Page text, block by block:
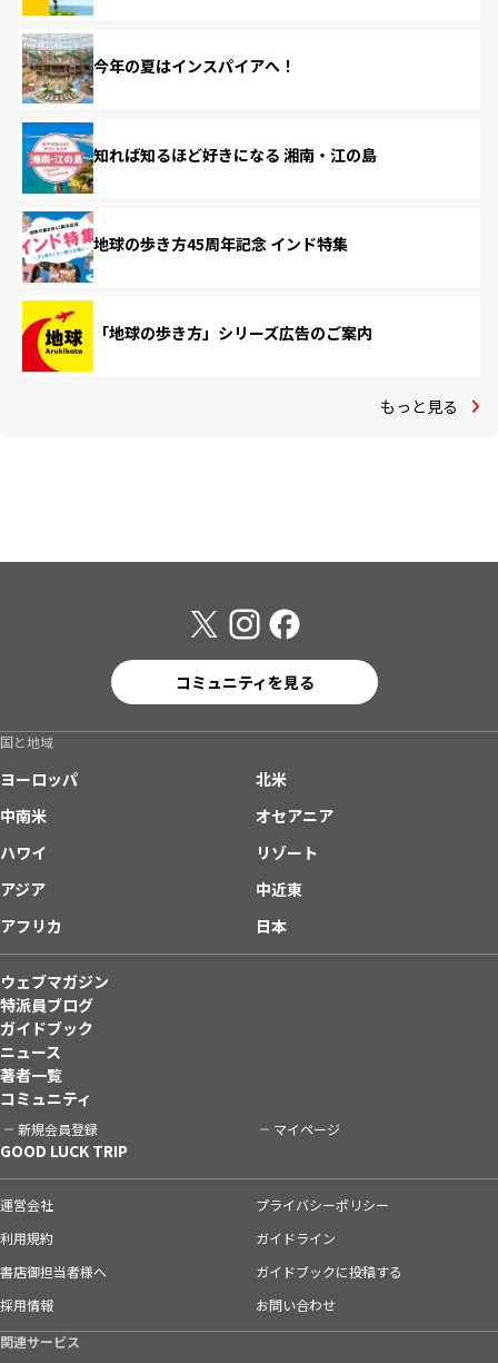
今年の夏はインスパイアへ！
知れば知るほど好きになる 湘南・江の島
地球の歩き方45周年記念 インド特集
「地球の歩き方」シリーズ広告のご案内
もっと見る
コミュニティを見る
国と地域
ヨーロッパ
北米
中南米
オセアニア
ハワイ
リゾート
アジア
中近東
アフリカ
日本
ウェブマガジン
特派員ブログ
ガイドブック
ニュース
著者一覧
コミュニティ
新規会員登録 マイページ
GOOD LUCK TRIP
運営会社
プライバシーポリシー
利用規約
ガイドライン
書店御担当者様へ
ガイドブックに投稿する
採用情報
お問い合わせ
関連サービス